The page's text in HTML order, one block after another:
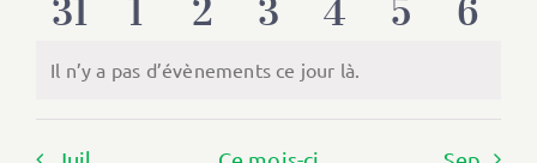
évènements
évènements
évènements
évènements
évènements
0
évènements
31
0
évènements
1
0
évènements
2
0
évènements
3
0
évènements
4
0
5
0
6
Notice
Il n’y a pas d’évènements ce jour là.